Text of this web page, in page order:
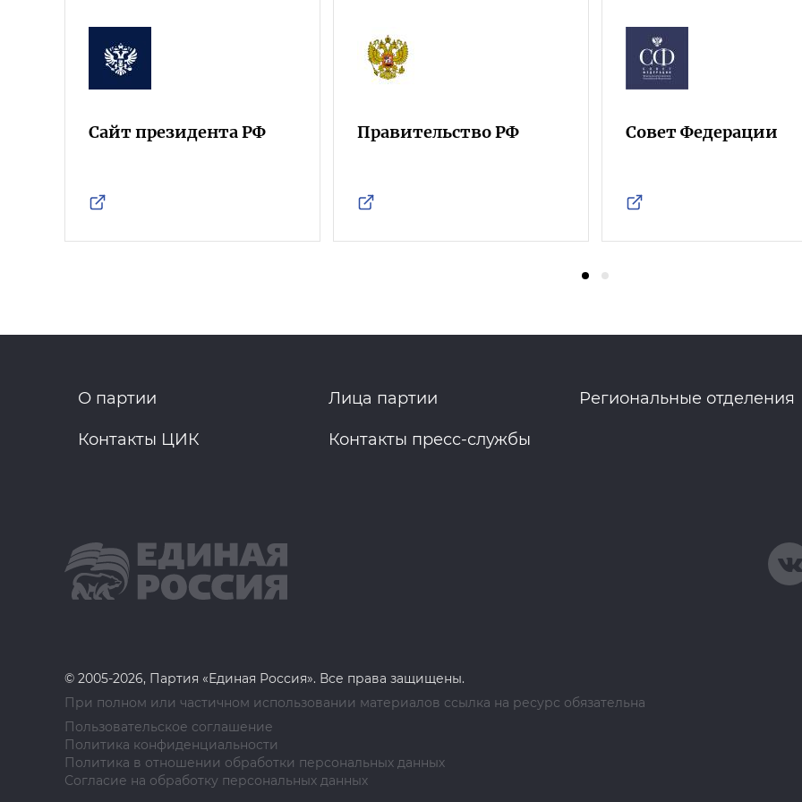
Сайт президента РФ Правительство РФ Совет Федерации
О партии Лица партии Региональные отделения
Контакты ЦИК Контакты пресс-службы
© 2005-2026, Партия «Единая Россия». Все права защищены.
При полном или частичном использовании материалов ссылка на ресурс обязательна
Пользовательское соглашение
Политика конфиденциальности
Политика в отношении обработки персональных данных
Согласие на обработку персональных данных